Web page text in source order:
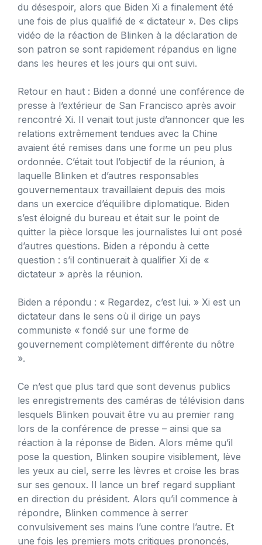
du désespoir, alors que Biden Xi a finalement été
une fois de plus qualifié de « dictateur ». Des clips
vidéo de la réaction de Blinken à la déclaration de
son patron se sont rapidement répandus en ligne
dans les heures et les jours qui ont suivi.
Retour en haut : Biden a donné une conférence de
presse à l’extérieur de San Francisco après avoir
rencontré Xi. Il venait tout juste d’annoncer que les
relations extrêmement tendues avec la Chine
avaient été remises dans une forme un peu plus
ordonnée. C’était tout l’objectif de la réunion, à
laquelle Blinken et d’autres responsables
gouvernementaux travaillaient depuis des mois
dans un exercice d’équilibre diplomatique. Biden
s’est éloigné du bureau et était sur le point de
quitter la pièce lorsque les journalistes lui ont posé
d’autres questions. Biden a répondu à cette
question : s’il continuerait à qualifier Xi de «
dictateur » après la réunion.
Biden a répondu : « Regardez, c’est lui. » Xi est un
dictateur dans le sens où il dirige un pays
communiste « fondé sur une forme de
gouvernement complètement différente du nôtre
».
Ce n’est que plus tard que sont devenus publics
les enregistrements des caméras de télévision dans
lesquels Blinken pouvait être vu au premier rang
lors de la conférence de presse – ainsi que sa
réaction à la réponse de Biden. Alors même qu’il
pose la question, Blinken soupire visiblement, lève
les yeux au ciel, serre les lèvres et croise les bras
sur ses genoux. Il lance un bref regard suppliant
en direction du président. Alors qu’il commence à
répondre, Blinken commence à serrer
convulsivement ses mains l’une contre l’autre. Et
une fois les premiers mots critiques prononcés,